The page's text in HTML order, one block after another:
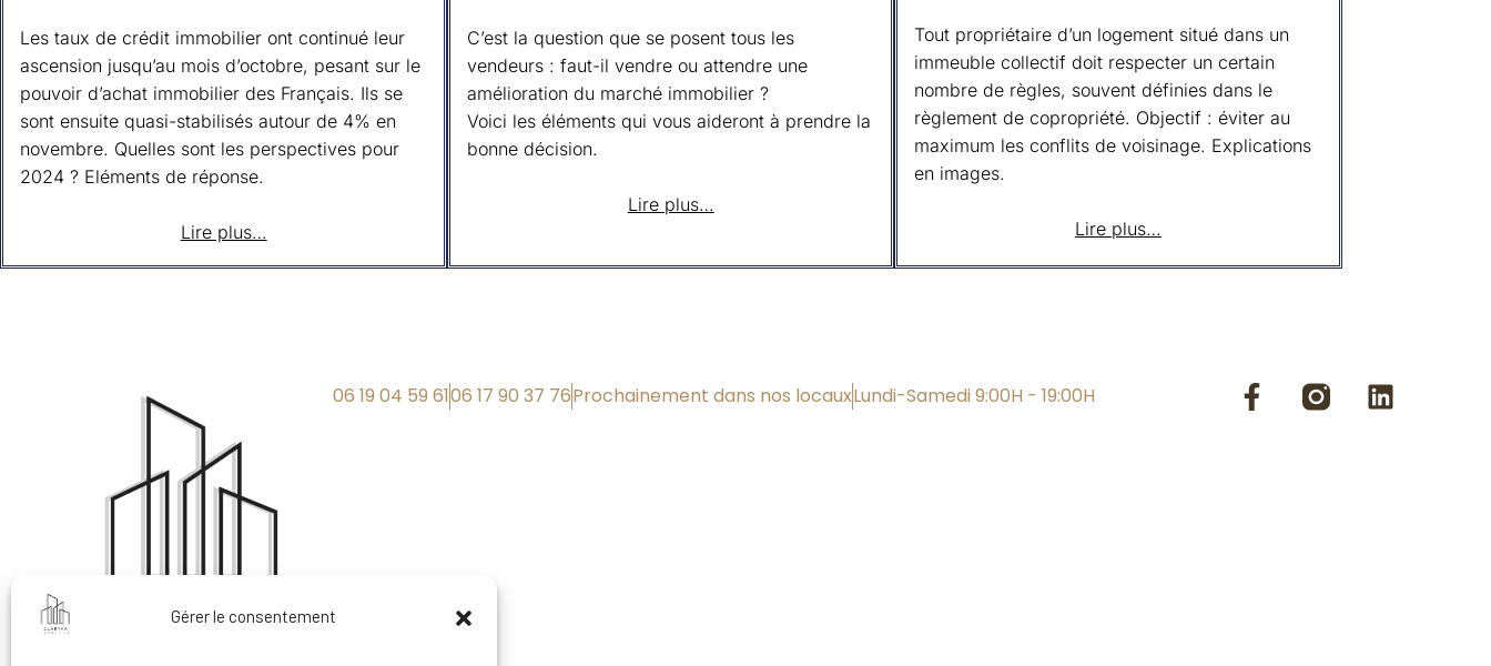
Gérer le consentement
Les taux de crédit immobilier ont continué leur
ascension jusqu’au mois d’octobre, pesant sur le
pouvoir d’achat immobilier des Français. Ils se
sont ensuite quasi-stabilisés autour de 4% en
novembre. Quelles sont les perspectives pour
2024 ? Eléments de réponse.
Lire plus…
Tout propriétaire d’un logement situé dans un
immeuble collectif doit respecter un certain
nombre de règles, souvent définies dans le
règlement de copropriété. Objectif : éviter au
maximum les conflits de voisinage. Explications
en images.
Lire plus…
C’est la question que se posent tous les
vendeurs : faut-il vendre ou attendre une
amélioration du marché immobilier ?
Voici les éléments qui vous aideront à prendre la
bonne décision.
Lire plus…
06 19 04 59 6106 17 90 37 76Prochainement dans nos locauxLundi-Samedi 9:00H - 19:00H